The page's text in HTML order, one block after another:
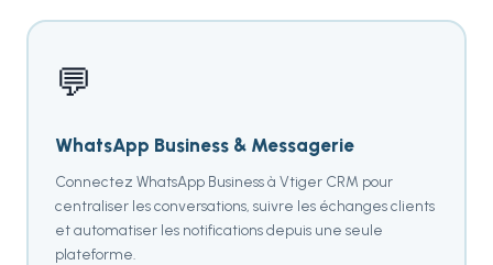
💬
WhatsApp Business & Messagerie
Connectez WhatsApp Business à Vtiger CRM pour
centraliser les conversations, suivre les échanges clients
et automatiser les notifications depuis une seule
plateforme.